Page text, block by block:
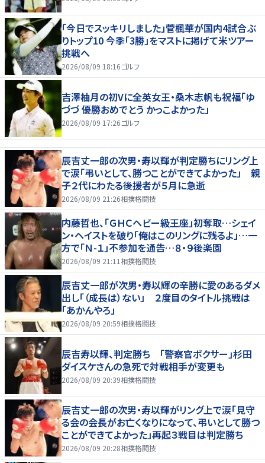
「今日でスッキリしました」菅楓華が国内4試合ぶ
りトップ10 今季「3勝」をマストに掲げて米ツアー
挑戦へ
2026/08/09 18:16ゴルフ
吉澤柚月の初Vに全英女王・桑木志帆も祝福「ゆ
づづ 優勝おめでとう かっこよかった」
2026/08/09 17:26ゴルフ
辰吉丈一郎の次男・寿以輝が判定勝ちにリング上
で涙「弔いとして、勝つことができてよかった」 親
子２代にわたる後援者が５月に急逝
2026/08/09 21:26相撲格闘技
内藤哲也、「ＧＨＣヘビー級王座」初奪取…シェイ
ン・ヘイストを破り「俺はこのリングに残るよ」…一
方で「Ｎ-１」不参加を通告…８・９後楽園
2026/08/09 21:11 相撲格闘技
辰吉丈一郎が次男・寿以輝の辛勝に愛のあるダメ
出し「（成長は）ない」 ２度目のタイトル挑戦は
「あかんやろ」
2026/08/09 20:59相撲格闘技
辰吉寿以輝、判定勝ち 「警察官ボクサー」杉田
ダイスケさんの急死で対戦相手が変更も
2026/08/09 20:39相撲格闘技
辰吉丈一郎の次男・寿以輝がリング上で涙「見守
る会の会長がお亡くなりになって、弔いとして勝つ
ことができてよかった」再起３戦目は判定勝ち
2026/08/09 20:28相撲格闘技